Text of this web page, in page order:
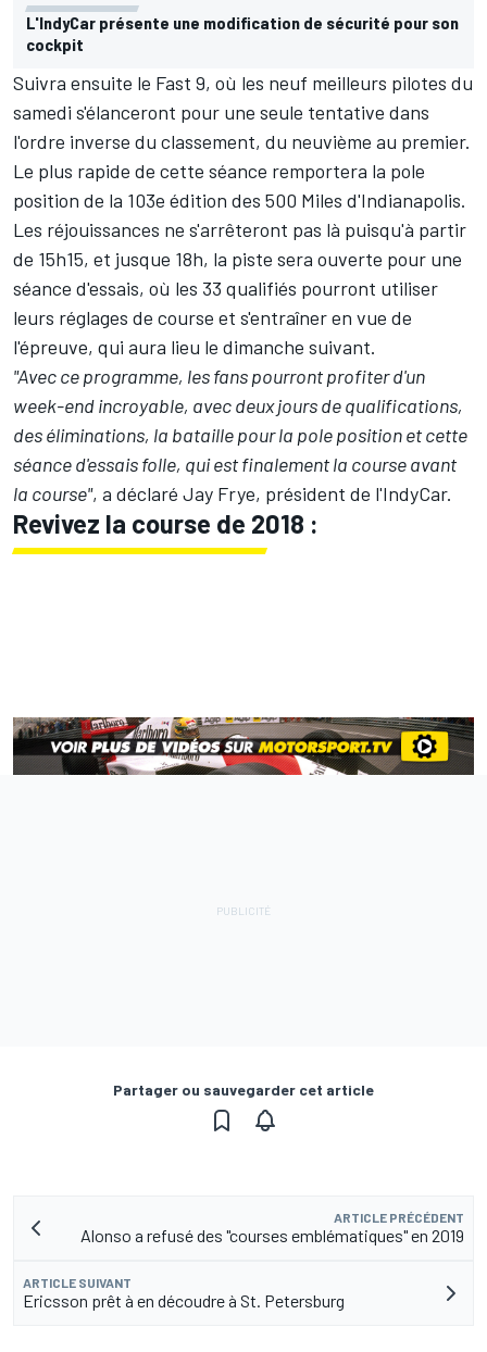
L'IndyCar présente une modification de sécurité pour son
cockpit
Suivra ensuite le Fast 9, où les neuf meilleurs pilotes du
samedi s'élanceront pour une seule tentative dans
l'ordre inverse du classement, du neuvième au premier.
Le plus rapide de cette séance remportera la pole
position de la 103e édition des 500 Miles d'Indianapolis.
Les réjouissances ne s'arrêteront pas là puisqu'à partir
de 15h15, et jusque 18h, la piste sera ouverte pour une
séance d'essais, où les 33 qualifiés pourront utiliser
leurs réglages de course et s'entraîner en vue de
l'épreuve, qui aura lieu le dimanche suivant.
"Avec ce programme, les fans pourront profiter d'un
week-end incroyable, avec deux jours de qualifications,
des éliminations, la bataille pour la pole position et cette
séance d'essais folle, qui est finalement la course avant
la course", a déclaré Jay Frye, président de l'IndyCar.
Revivez la course de 2018 :
Partager ou sauvegarder cet article
ARTICLE PRÉCÉDENT
Alonso a refusé des "courses emblématiques" en 2019
ARTICLE SUIVANT
Ericsson prêt à en découdre à St. Petersburg